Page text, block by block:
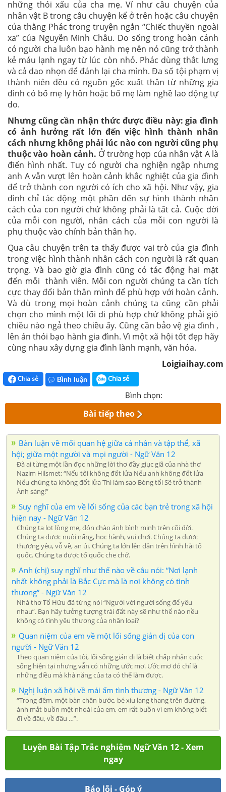
những thói xấu của cha mẹ. Ví như câu chuyện của
nhân vật B trong câu chuyện kể ở trên hoặc câu chuyện
của thằng Phác trong truyện ngắn “Chiếc thuyền ngoài
xa” của Nguyễn Minh Châu. Do sống trong hoàn cảnh
có người cha luôn bạo hành mẹ nên nó cũng trở thành
kẻ máu lạnh ngay từ lúc còn nhỏ. Phác dùng thắt lưng
và cả dao nhọn để đánh lại cha mình. Đa số tội phạm vị
thành niên đều có nguồn gốc xuất thân từ những gia
đình có bố mẹ ly hôn hoặc bố mẹ làm nghề lao động tự
do.
Nhưng cũng cần nhận thức được điều này: gia đình
có ảnh hưởng rất lớn đến việc hình thành nhân
cách nhưng không phải lúc nào con người cũng phụ
thuộc vào hoàn cảnh. Ở trường hợp của nhân vật A là
điển hình nhất. Tuy có người cha nghiện ngập nhưng
anh A vẫn vượt lên hoàn cảnh khắc nghiệt của gia đình
để trở thành con người có ích cho xã hội. Như vậy, gia
đình chỉ tác động một phần đến sự hình thành nhân
cách của con người chứ không phải là tất cả. Cuộc đời
của mỗi con người, nhân cách của mỗi con người là
phụ thuộc vào chính bản thân họ.
Qua câu chuyện trên ta thấy được vai trò của gia đình
trong việc hình thành nhân cách con người là rất quan
trọng. Và bao giờ gia đình cũng có tác động hai mặt
đến mỗi thành viên. Mỗi con người chúng ta cần tích
cực thay đổi bản thân mình để phù hợp với hoàn cảnh.
Và dù trong mọi hoàn cảnh chúng ta cũng cần phải
chọn cho mình một lối đi phù hợp chứ không phải gió
chiều nào ngả theo chiều ấy. Cũng cần bảo vệ gia đình ,
lên án thói bạo hành gia đình. Vì một xã hội tốt đẹp hãy
cùng nhau xây dựng gia đình lành mạnh, văn hóa.
Loigiaihay.com
Chia sẻ Bình luận Chia sẻ
Bình chọn:
Bài tiếp theo
Bàn luận về mối quan hệ giữa cá nhân và tập thể, xã
hội; giữa một người và mọi người - Ngữ Văn 12
Đã ai từng một lần đọc những lời thơ đầy giục giã của nhà thơ
Nazim Hilsmet: “Nếu tôi không đốt lửa Nếu anh không đốt lửa
Nếu chúng ta không đốt lửa Thì làm sao Bóng tối Sẽ trở thành
Ánh sáng!”
Suy nghĩ của em về lối sống của các bạn trẻ trong xã hội
hiện nay - Ngữ Văn 12
Chúng ta lọt lòng mẹ, đón chào ánh bình minh trên cõi đời.
Chúng ta được nuôi nấng, học hành, vui chơi. Chúng ta được
thương yêu, vỗ về, an ủi. Chúng ta lớn lên dần trên hình hài tổ
quốc. Chúng ta được tổ quốc che chở.
Anh (chị) suy nghĩ như thế nào về câu nói: “Nơi lạnh
nhất không phải là Bắc Cực mà là nơi không có tình
thương” - Ngữ Văn 12
Nhà thơ Tố Hữu đã từng nói “Người với người sống để yêu
nhau”. Bạn hãy tưởng tượng trái đất này sẽ như thế nào nều
không có tình yêu thương của nhân loại?
Quan niệm của em về một lối sống giản dị của con
người - Ngữ Văn 12
Theo quan niệm của tôi, lối sống giản dị là biết chấp nhận cuộc
sống hiện tại nhưng vẫn có những ước mơ. Ước mơ đó chỉ là
những điều mà khả năng của ta có thể làm được.
Nghị luận xã hội về mái ấm tình thương - Ngữ Văn 12
“Trong đêm, một bàn chân bước, bé xíu lang thang trên đường,
ánh mắt buồn mệt nhoài của em, em rất buồn vì em không biết
đi về đâu, về đâu …”.
Luyện Bài Tập Trắc nghiệm Ngữ Văn 12 - Xem
ngay
Báo lỗi - Góp ý